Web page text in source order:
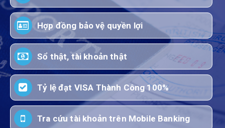
Hợp đồng bảo vệ quyền lợi
Sổ thật, tài khoản thật
Tỷ lệ đạt VISA Thành Công 100%
Tra cứu tài khoản trên Mobile Banking